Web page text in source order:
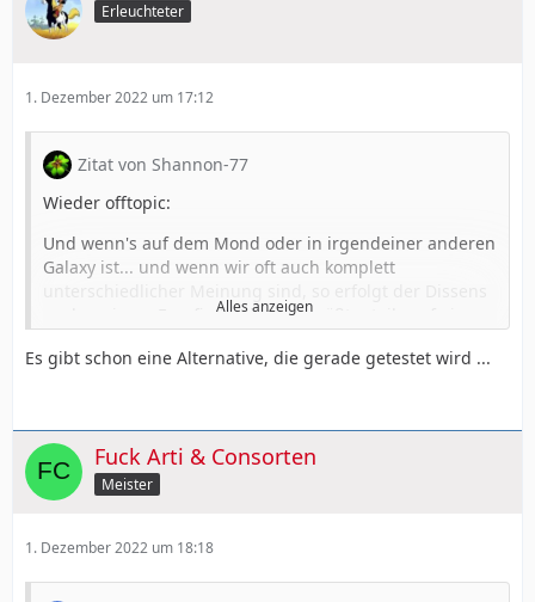
Erleuchteter
1. Dezember 2022 um 17:12
Zitat von Shannon-77
Wieder offtopic:
Und wenn's auf dem Mond oder in irgendeiner anderen
Galaxy ist... und wenn wir oft auch komplett
nach meinem Empfinden immer größtenteils auf einer
häufiger in diesem Forum. Aber die Ursachen und
Probleme sind ja hinlänglich bekannt und kurzfristig
nicht änderbar.
Anderen noch....
Alles anzeigen
Es gibt schon eine Alternative, die gerade getestet wird ...
Fuck Arti & Consorten
Meister
1. Dezember 2022 um 18:18